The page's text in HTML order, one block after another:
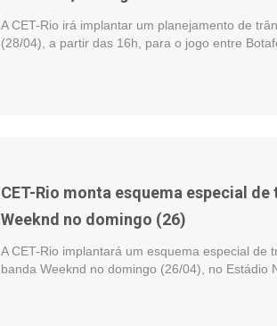
A CET-Rio irá implantar um planejamento de
(28/04), a partir das 16h, para o jogo entre
CET-Rio monta esquema especial
Weeknd no domingo (26)
A CET-Rio implantará um esquema especial de
banda Weeknd no domingo (26/04), no Estádio